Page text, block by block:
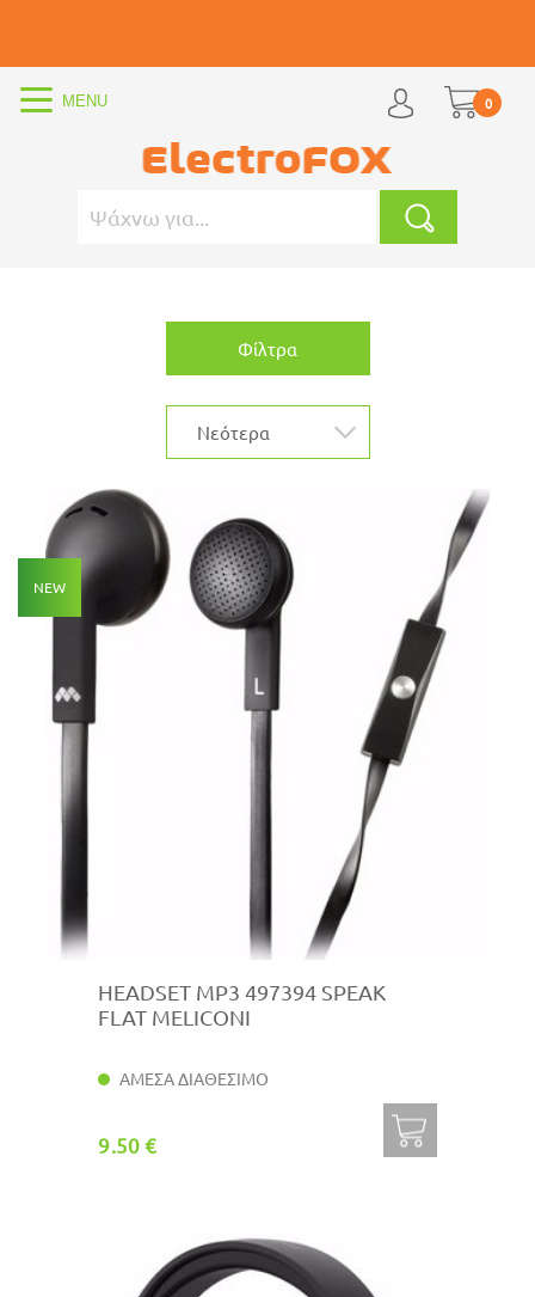
0
Φίλτρα
NEW
HEADSET MP3 497394 SPEAK
FLAT MELICONI
ΑΜΕΣΑ ΔΙΑΘΕΣΙΜΟ
9.50 €